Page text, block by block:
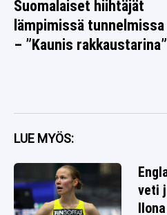
Suomalaiset hiihtäjät
lämpimissä tunnelmissa
– ”Kaunis rakkaustarina”
LUE MYÖS:
veti